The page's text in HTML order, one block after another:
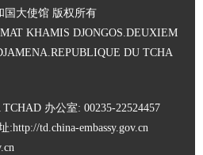
国大使馆 版权所有
KHAMIS DJONGOS.DEUXIEM
DU TCHA
办公室: 00235-22524457
:http://td.china-embassy.gov.cn